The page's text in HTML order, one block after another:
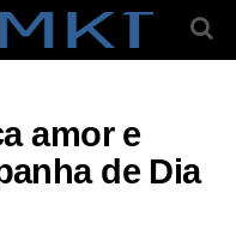
amor e
de Dia